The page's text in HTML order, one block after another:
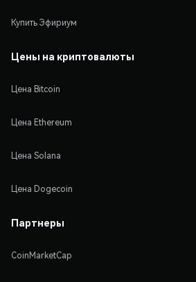
Купить Эфириум
Цены на криптовалюты
Цена Bitcoin
Цена Ethereum
Цена Solana
Цена Dogecoin
Партнеры
CoinMarketCap